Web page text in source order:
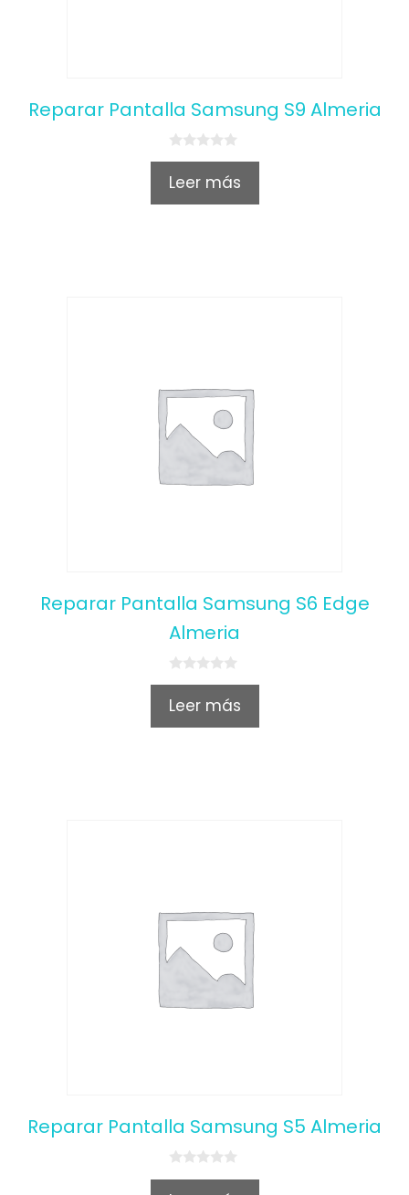
Reparar Pantalla Samsung S9 Almeria
0
u
Leer más
Reparar Pantalla Samsung S6 Edge
Almeria
0
u
Leer más
Reparar Pantalla Samsung S5 Almeria
0